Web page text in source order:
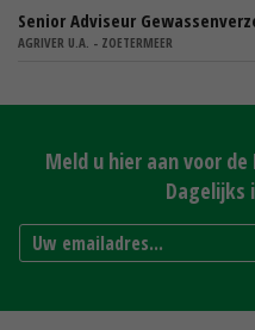
Senior Adviseur
AGRIVER U.A. - ZOETERMEER
Meld u hier aan voor
Dagelijks